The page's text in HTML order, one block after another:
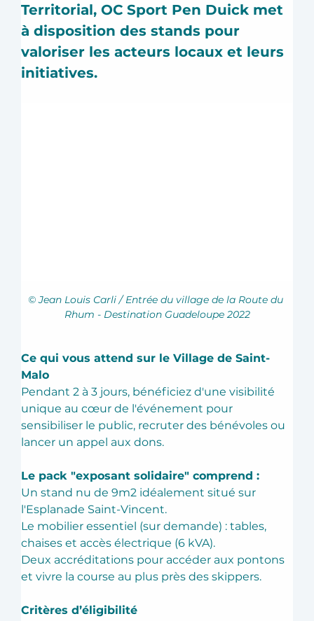
Territorial, OC Sport Pen Duick met
à disposition des stands pour
valoriser les acteurs locaux et leurs
initiatives.
© Jean Louis Carli / Entrée du village de la Route du
Rhum - Destination Guadeloupe 2022
Ce qui vous attend sur le Village de Saint-
Malo
Pendant 2 à 3 jours, bénéficiez d'une visibilité
unique au cœur de l'événement pour
sensibiliser le public, recruter des bénévoles ou
lancer un appel aux dons.
Le pack "exposant solidaire" comprend :
Un stand nu de 9m2 idéalement situé sur
l'Esplanade Saint-Vincent.
Le mobilier essentiel (sur demande) : tables,
chaises et accès électrique (6 kVA).
Deux accréditations pour accéder aux pontons
et vivre la course au plus près des skippers.
Critères d’éligibilité